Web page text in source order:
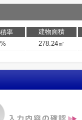
率
建物面積
278.24㎡